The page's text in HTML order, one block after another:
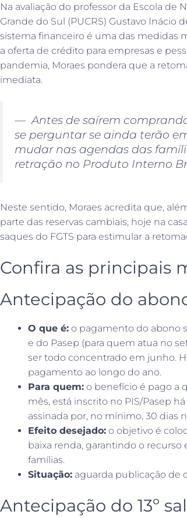
Na avaliação do professor da Escola de
Grande do Sul (PUCRS) Gustavo Inácio
sistema financeiro é uma das medidas
a oferta de crédito para empresas e
pandemia, Moraes pondera que a
imediata.
— Antes de saírem
se perguntar se ainda terão
mudar nas agendas das
retração no Produto Interno
Neste sentido, Moraes acredita que,
parte das reservas cambiais, hoje na
saques do FGTS para estimular a
Confira as principais
Antecipação do
O que é: o pagamento do abono
e do Pasep (para quem atua no
ser todo concentrado em junho.
pagamento ao longo do ano.
Para quem: o benefício é pago a
mês, está inscrito no PIS/Pasep
assinada por, no mínimo, 30 dias
Efeito desejado: o objetivo é
baixa renda, garantindo o
famílias.
Situação: aguarda publicação de
Antecipação do 13º